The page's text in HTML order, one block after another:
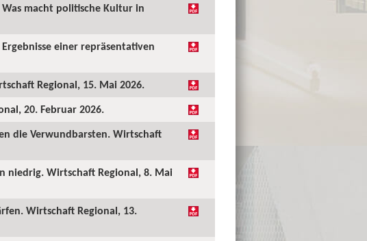
macht politische Kultur in
einer repräsentativen
Regional, 15. Mai 2026.
20. Februar 2026.
die Verwundbarsten. Wirtschaft
niedrig. Wirtschaft Regional, 8. Mai
Wirtschaft Regional, 13.